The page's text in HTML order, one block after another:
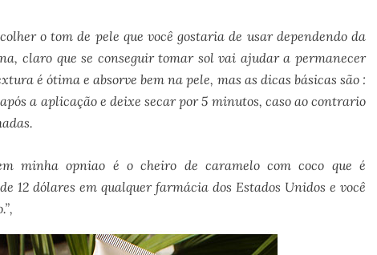
o tom de pele que você gostaria de usar dependendo da
claro que se conseguir tomar sol vai ajudar a permanecer
é ótima e absorve bem na pele, mas as dicas básicas são :
a aplicação e deixe secar por 5 minutos, caso ao contrario
minha opniao é o cheiro de caramelo com coco que é
12 dólares em qualquer farmácia dos Estados Unidos e você